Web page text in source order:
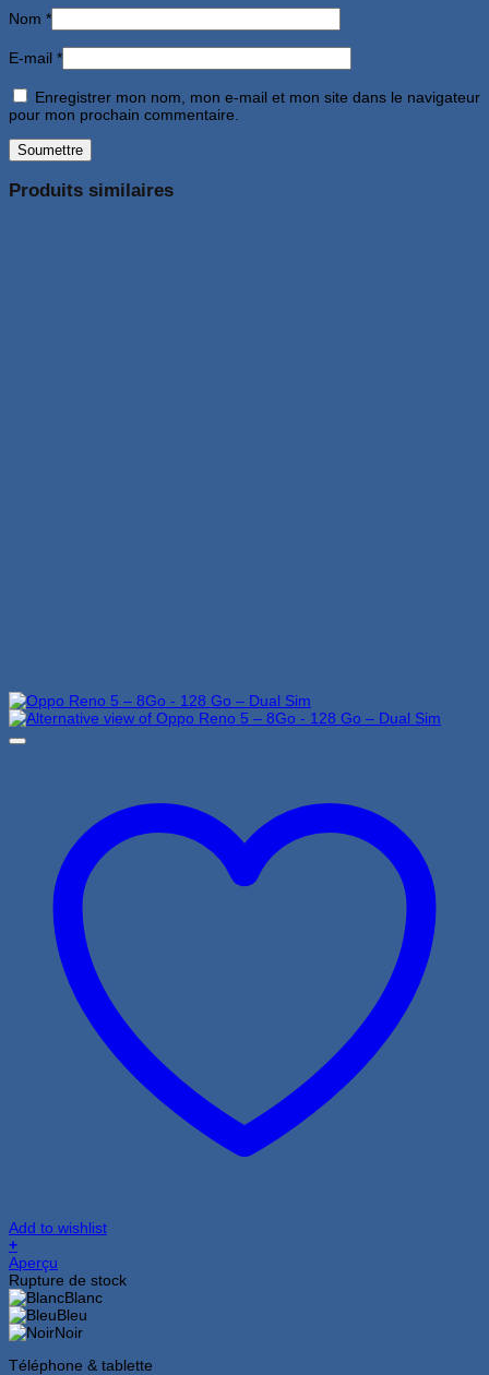
Nom *
E-mail *
Enregistrer mon nom, mon e-mail et mon site dans le navigateur
pour mon prochain commentaire.
Produits similaires
Add to wishlist
+
Ce
produit
a
plusieurs
variations.
options
Aperçu
Rupture de stock
Blanc
Bleu
Noir
Téléphone & tablette